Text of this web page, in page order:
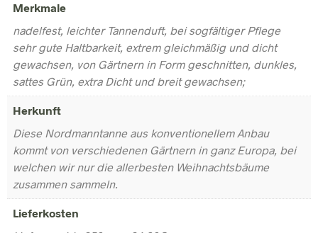
Merkmale
nadelfest, leichter Tannenduft, bei sogfältiger Pflege
sehr gute Haltbarkeit, extrem gleichmäßig und dicht
gewachsen, von Gärtnern in Form geschnitten, dunkles,
sattes Grün, extra Dicht und breit gewachsen;
Herkunft
Diese Nordmanntanne aus konventionellem Anbau
kommt von verschiedenen Gärtnern in ganz Europa, bei
welchen wir nur die allerbesten Weihnachtsbäume
zusammen sammeln.
Lieferkosten